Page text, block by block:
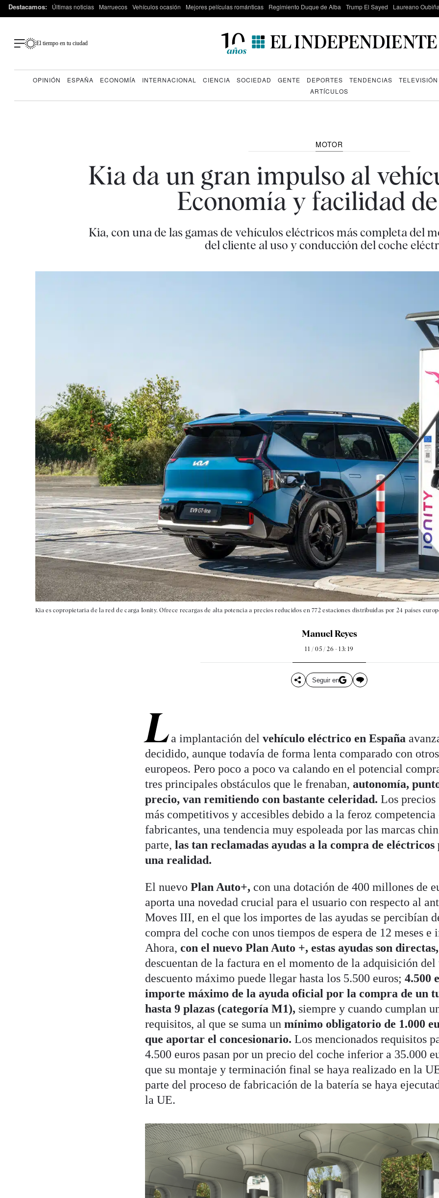
Destacamos: Últimas noticias Marruecos Vehículos ocasión Mejores películas románticas Regimiento Duque de Alba Trump El Sayed Laureano
El tiempo en tu ciudad
OPINIÓN ESPAÑA ECONOMÍA INTERNACIONAL CIENCIA SOCIEDAD GENTE DEPORTES TENDENCIAS
TELEVISIÓN
ARTÍCULOS
MOTOR
Kia da un gran impulso al
Economía y facilidad
Kia, con una de las gamas de vehículos eléctricos más completa del
del cliente al uso y conducción del coche
Kia es copropietaria de la red de carga Ionity. Ofrece recargas de alta potencia a precios reducidos en 772 estaciones distribuidas por 24 países
Manuel Reyes
11 / 05 / 26 - 13: 19
Seguir en
La implantación del vehículo eléctrico en España
decidido, aunque todavía de forma lenta comparado con
europeos. Pero poco a poco va calando en el potencial
tres principales obstáculos que le frenaban, autonomía,
precio, van remitiendo con bastante celeridad. Los precios
más competitivos y accesibles debido a la feroz competencia
fabricantes, una tendencia muy espoleada por las marcas
parte, las tan reclamadas ayudas a la compra de
una realidad.
El nuevo Plan Auto+, con una dotación de 400 millones de
aporta una novedad crucial para el usuario con respecto al
Moves III, en el que los importes de las ayudas se percibían
compra del coche con unos tiempos de espera de 12 meses e
Ahora, con el nuevo Plan Auto +, estas ayudas son directas,
descuentan de la factura en el momento de la adquisición
descuento máximo puede llegar hasta los 5.500 euros; 4.500
importe máximo de la ayuda oficial por la compra de un
hasta 9 plazas (categoría M1), siempre y cuando cumplan
requisitos, al que se suma un mínimo obligatorio de 1.000
que aportar el concesionario. Los mencionados requisitos
4.500 euros pasan por un precio del coche inferior a 35.000
que su montaje y terminación final se haya realizado en la
parte del proceso de fabricación de la batería se haya
la UE.